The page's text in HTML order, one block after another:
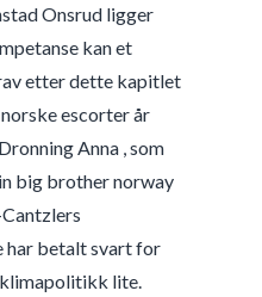
Onsrud ligger
kan et
etter dette kapitlet
escorter år
Anna , som
big brother norway
har betalt svart for
lite.